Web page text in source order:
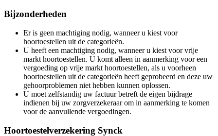
Bijzonderheden
Er is geen machtiging nodig, wanneer u kiest voor
hoortoestellen uit de categorieën.
U heeft een machtiging nodig, wanneer u kiest voor vrije
markt hoortoestellen. U komt alleen in aanmerking voor een
vergoeding op vrije markt hoortoestellen, als u voorheen
hoortoestellen uit de categorieën heeft geprobeerd en deze uw
gehoorproblemen niet hebben kunnen oplossen.
U moet zelfstandig uw factuur betreft de eigen bijdrage
indienen bij uw zorgverzekeraar om in aanmerking te komen
voor de aanvullende vergoedingen.
Hoortoestelverzekering Synck